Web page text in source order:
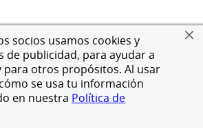
socios usamos cookies y
de publicidad, para ayudar a
para otros propósitos. Al usar
se usa tu información
en nuestra Política de